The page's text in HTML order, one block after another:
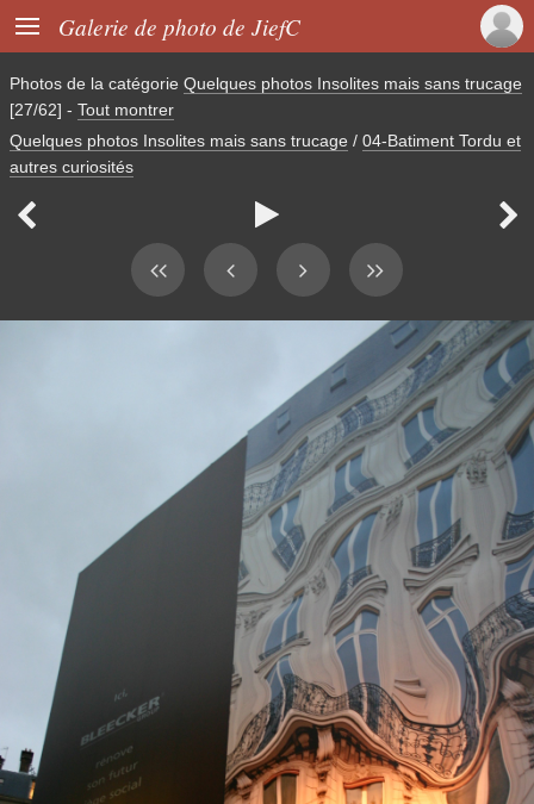
 Galerie de photo de JiefC
Photos de la catégorie Quelques photos Insolites mais sans trucage
[27/62] - Tout montrer
Quelques photos Insolites mais sans trucage / 04-Batiment Tordu et
autres curiosités
  